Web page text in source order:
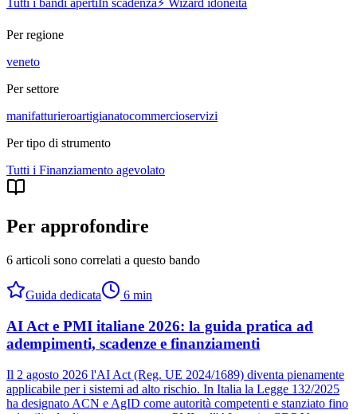
Tutti i bandi apertiIn scadenza⚡ Wizard idoneità
Per regione
veneto
Per settore
manifatturieroartigianatocommercioservizi
Per tipo di strumento
Tutti i Finanziamento agevolato
Per approfondire
6 articoli sono correlati a questo bando
Guida dedicata 6 min
AI Act e PMI italiane 2026: la guida pratica ad
adempimenti, scadenze e finanziamenti
Il 2 agosto 2026 l'AI Act (Reg. UE 2024/1689) diventa pienamente
applicabile per i sistemi ad alto rischio. In Italia la Legge 132/2025
ha designato ACN e AgID come autorità competenti e stanziato fino